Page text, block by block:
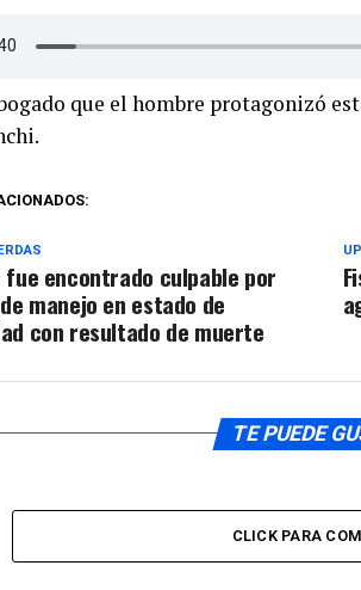
que el hombre protagonizó
fue encontrado culpable por
manejo en estado de
con resultado de muerte
TE PUEDE
CLICK PARA